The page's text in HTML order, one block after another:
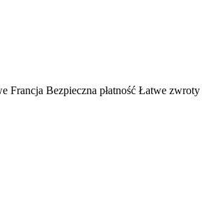
Francja Bezpieczna płatność Łatwe zwroty